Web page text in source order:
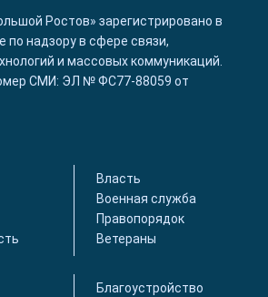
Ростов» зарегистрировано в
надзору в сфере связи,
и массовых коммуникаций.
СМИ: ЭЛ № ФС77-88059 от
Власть
Военная служба
Правопорядок
Ветераны
Благоустройство